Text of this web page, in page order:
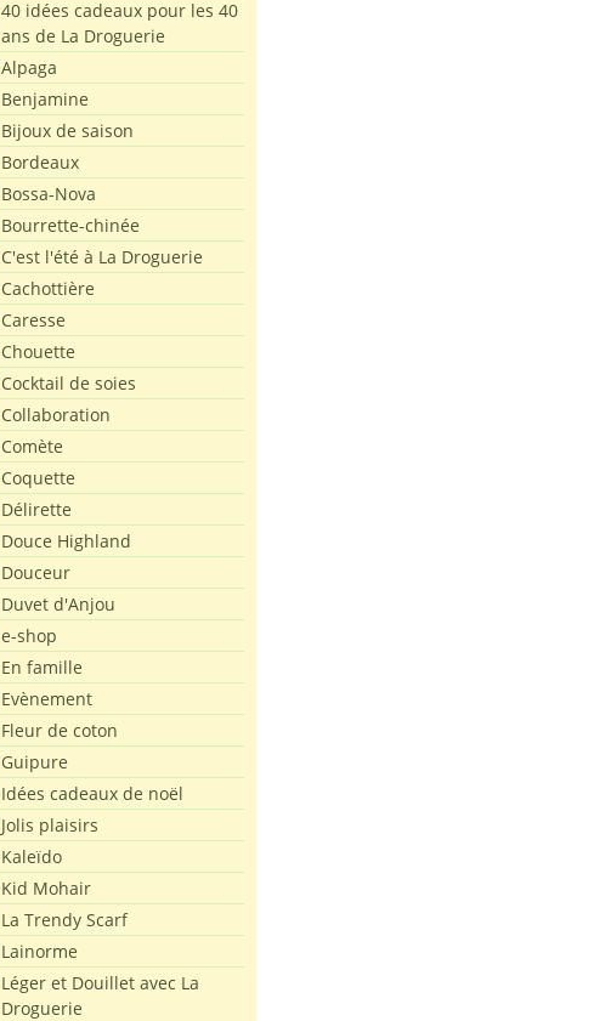
40 idées cadeaux pour les 40
ans de La Droguerie
Alpaga
Benjamine
Bijoux de saison
Bordeaux
Bossa-Nova
Bourrette-chinée
C'est l'été à La Droguerie
Cachottière
Caresse
Chouette
Cocktail de soies
Collaboration
Comète
Coquette
Délirette
Douce Highland
Douceur
Duvet d'Anjou
e-shop
En famille
Evènement
Fleur de coton
Guipure
Idées cadeaux de noël
Jolis plaisirs
Kaleïdo
Kid Mohair
La Trendy Scarf
Lainorme
Léger et Douillet avec La
Droguerie